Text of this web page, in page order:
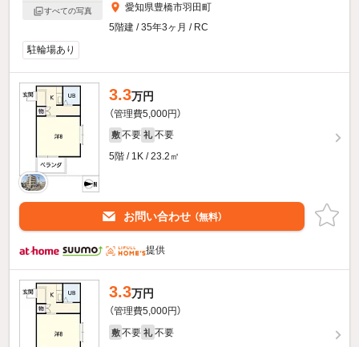
すべての写真
愛知県豊橋市羽田町
5階建 / 35年3ヶ月 / RC
駐輪場あり
3.3万円
（管理費5,000円）
敷 不要 礼 不要
5階 / 1K / 23.2㎡
お問い合わせ （無料）
提供
3.3万円
（管理費5,000円）
敷 不要 礼 不要